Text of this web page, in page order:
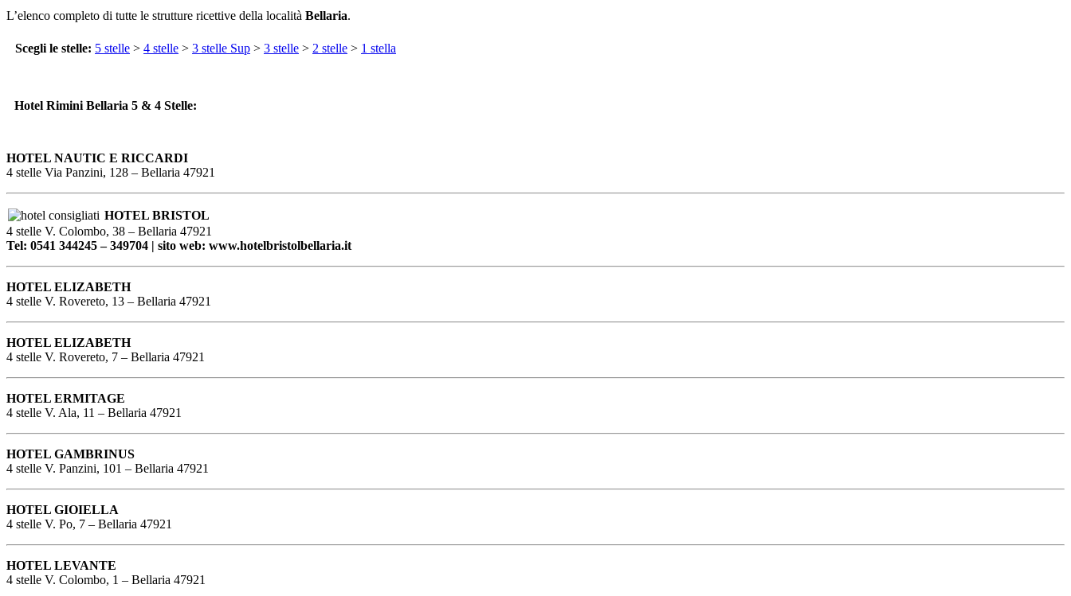
L’elenco completo di tutte le strutture ricettive della località Bellaria.
Scegli le stelle: 5 stelle > 4 stelle > 3 stelle Sup > 3 stelle > 2 stelle > 1 stella
Hotel Rimini Bellaria 5 & 4 Stelle:
HOTEL NAUTIC E RICCARDI
4 stelle Via Panzini, 128 – Bellaria 47921
HOTEL BRISTOL
4 stelle V. Colombo, 38 – Bellaria 47921
Tel: 0541 344245 – 349704 | sito web: www.hotelbristolbellaria.it
HOTEL ELIZABETH
4 stelle V. Rovereto, 13 – Bellaria 47921
HOTEL ELIZABETH
4 stelle V. Rovereto, 7 – Bellaria 47921
HOTEL ERMITAGE
4 stelle V. Ala, 11 – Bellaria 47921
HOTEL GAMBRINUS
4 stelle V. Panzini, 101 – Bellaria 47921
HOTEL GIOIELLA
4 stelle V. Po, 7 – Bellaria 47921
HOTEL LEVANTE
4 stelle V. Colombo, 1 – Bellaria 47921